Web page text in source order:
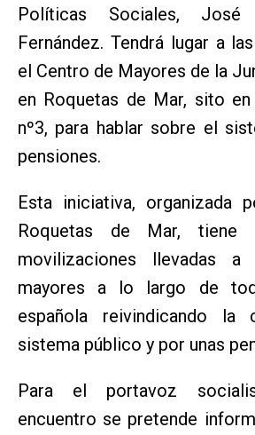
Políticas Sociales,
Fernández. Tendrá lugar a
el Centro de Mayores de la
en Roquetas de Mar, sito
nº3, para hablar sobre el
pensiones.
Esta iniciativa, organizada
Roquetas de Mar, tiene
movilizaciones llevadas
mayores a lo largo de
española reivindicando la
sistema público y por unas
Para el portavoz
encuentro se pretende